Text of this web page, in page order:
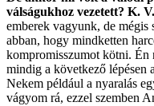
válságukhoz vezetett? K.
emberek vagyunk, de
abban, hogy mindketten
kompromisszumot kötni. Én
mindig a következő lépésen
Nekem például a nyaralás
vágyom rá, ezzel szemben